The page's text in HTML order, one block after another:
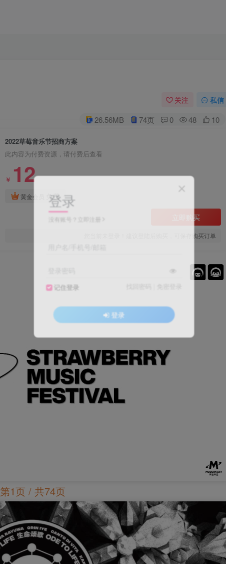
关注 私信
26.56MB 74页 0 48 10
2022草莓音乐节招商方案
此内容为付费资源，请付费后查看
￥ 12
黄金会员 免费
立即购买
您当前未登录！建议登陆后购买，可保存购买订单
第1页 / 共74页
登录
没有账号？立即注册
用户名/手机号/邮箱
记住登录
登录